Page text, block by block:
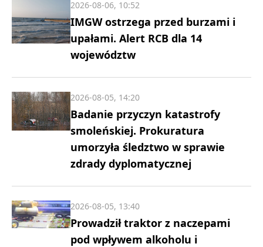
IMGW ostrzega przed burzami i
upałami. Alert RCB dla 14
województw
2026-08-06, 10:52
Badanie przyczyn katastrofy
smoleńskiej. Prokuratura
umorzyła śledztwo w sprawie
zdrady dyplomatycznej
2026-08-05, 14:20
Prowadził traktor z naczepami
pod wpływem alkoholu i
2026-08-05, 13:40